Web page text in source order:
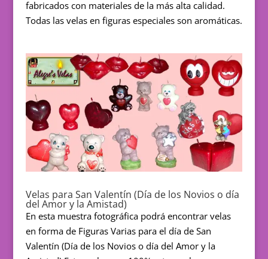
fabricados con materiales de la más alta calidad.
Todas las velas en figuras especiales son aromáticas.
Velas para San Valentín (Día de los Novios o día
del Amor y la Amistad)
En esta muestra fotográfica podrá encontrar velas
en forma de Figuras Varias para el día de San
Valentín (Día de los Novios o día del Amor y la